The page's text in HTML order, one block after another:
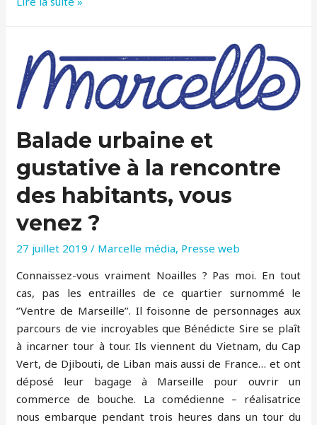
balade
sur
la
trace
repas
Balade urbaine et
gustative à la rencontre
des habitants, vous
venez ?
27 juillet 2019 / Marcelle média, Presse web
Connaissez-vous vraiment Noailles ? Pas moi. En tout
cas, pas les entrailles de ce quartier surnommé le
‘’Ventre de Marseille’’. Il foisonne de personnages aux
parcours de vie incroyables que Bénédicte Sire se plaît
à incarner tour à tour. Ils viennent du Vietnam, du Cap
Vert, de Djibouti, de Liban mais aussi de France… et ont
déposé leur bagage à Marseille pour ouvrir un
commerce de bouche. La comédienne – réalisatrice
nous embarque pendant trois heures dans un tour du